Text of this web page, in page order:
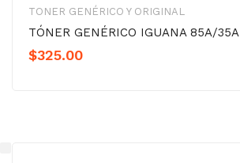
TONER GENÉRICO Y ORIGINAL
TÓNER GENÉRICO IGUANA 85A/35A
$325.00